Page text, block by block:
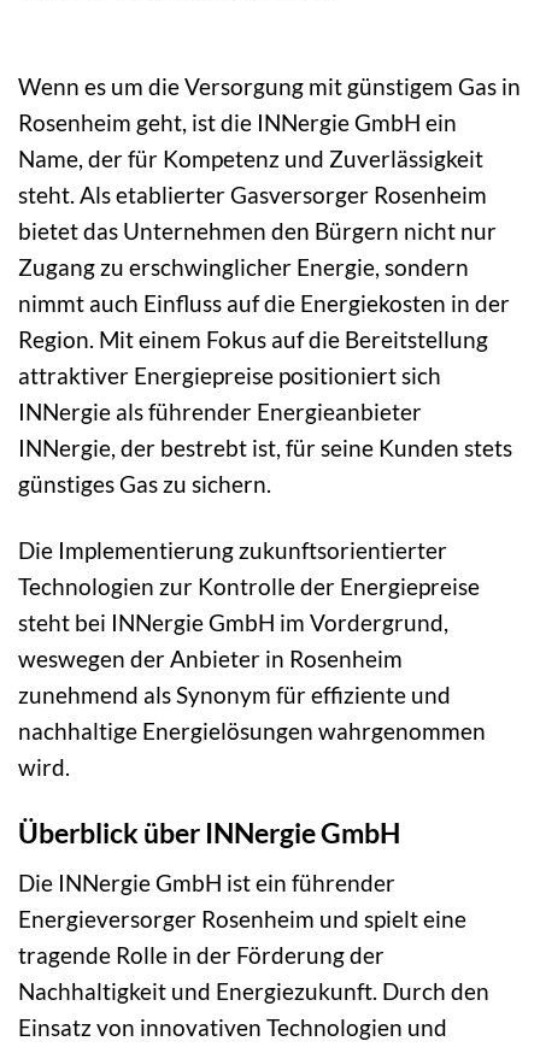
Wenn es um die Versorgung mit günstigem Gas in
Rosenheim geht, ist die INNergie GmbH ein
Name, der für Kompetenz und Zuverlässigkeit
steht. Als etablierter Gasversorger Rosenheim
bietet das Unternehmen den Bürgern nicht nur
Zugang zu erschwinglicher Energie, sondern
nimmt auch Einfluss auf die Energiekosten in der
Region. Mit einem Fokus auf die Bereitstellung
attraktiver Energiepreise positioniert sich
INNergie als führender Energieanbieter
INNergie, der bestrebt ist, für seine Kunden stets
günstiges Gas zu sichern.
Die Implementierung zukunftsorientierter
Technologien zur Kontrolle der Energiepreise
steht bei INNergie GmbH im Vordergrund,
weswegen der Anbieter in Rosenheim
zunehmend als Synonym für effiziente und
nachhaltige Energielösungen wahrgenommen
wird.
Überblick über INNergie GmbH
Die INNergie GmbH ist ein führender
Energieversorger Rosenheim und spielt eine
tragende Rolle in der Förderung der
Nachhaltigkeit und Energiezukunft. Durch den
Einsatz von innovativen Technologien und